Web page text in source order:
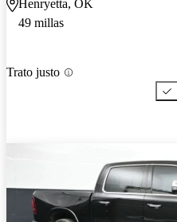
Henryetta, OK
49 millas
Trato justo